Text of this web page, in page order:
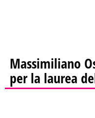
Massimiliano
per la laurea